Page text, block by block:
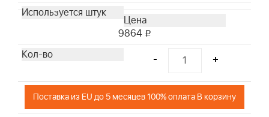
9864 i
- +
Поставка из EU до 5 месяцев 100% оплата В корзину